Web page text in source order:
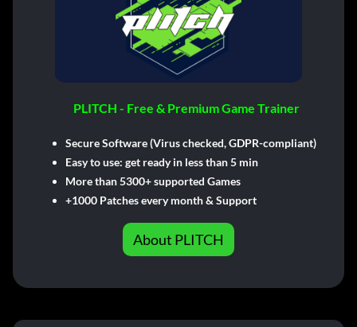
PLITCH - Free & Premium Game Trainer
Secure Software (Virus checked, GDPR-compliant)
Easy to use: get ready in less than 5 min
More than 5300+ supported Games
+1000 Patches every month & Support
About PLITCH